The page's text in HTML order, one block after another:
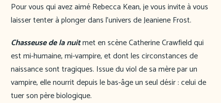
Pour vous qui avez aimé Rebecca Kean, je vous invite à vous
laisser tenter à plonger dans l’univers de Jeaniene Frost.
Chasseuse de la nuitmet en scène Catherine Crawfield qui
est mi-humaine, mi-vampire, et dont les circonstances de
naissance sont tragiques. Issue du viol de sa mère par un
vampire, elle nourrit depuis le bas-âge un seul désir : celui de
tuer son père biologique.